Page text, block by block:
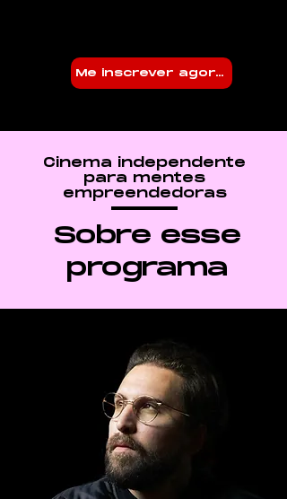
Me inscrever agora!
Cinema independente
para mentes
empreendedoras
Sobre esse
programa